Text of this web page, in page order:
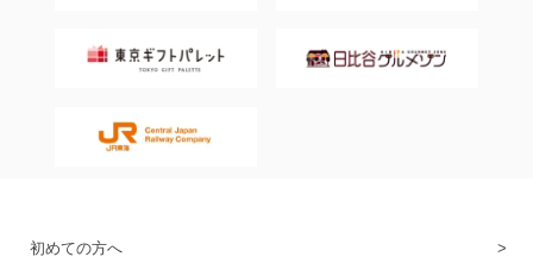
初めての方へ